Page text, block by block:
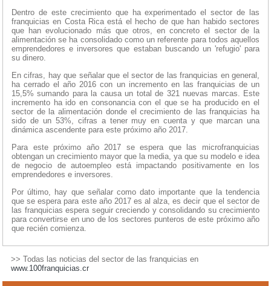
Dentro de este crecimiento que ha experimentado el sector de las
franquicias en Costa Rica está el hecho de que han habido sectores
que han evolucionado más que otros, en concreto el sector de la
alimentación se ha consolidado como un referente para todos aquellos
emprendedores e inversores que estaban buscando un 'refugio' para
su dinero.
En cifras, hay que señalar que el sector de las franquicias en general,
ha cerrado el año 2016 con un incremento en las franquicias de un
15,5% sumando para la causa un total de 321 nuevas marcas. Este
incremento ha ido en consonancia con el que se ha producido en el
sector de la alimentación donde el crecimiento de las franquicias ha
sido de un 53%, cifras a tener muy en cuenta y que marcan una
dinámica ascendente para este próximo año 2017.
Para este próximo año 2017 se espera que las microfranquicias
obtengan un crecimiento mayor que la media, ya que su modelo e idea
de negocio de autoempleo está impactando positivamente en los
emprendedores e inversores.
Por último, hay que señalar como dato importante que la tendencia
que se espera para este año 2017 es al alza, es decir que el sector de
las franquicias espera seguir creciendo y consolidando su crecimiento
para convertirse en uno de los sectores punteros de este próximo año
que recién comienza.
>> Todas las noticias del sector de las franquicias en
www.100franquicias.cr